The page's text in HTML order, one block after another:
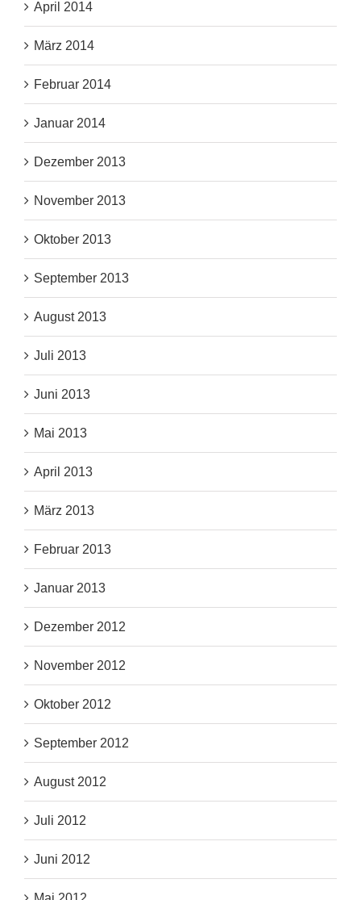
April 2014
März 2014
Februar 2014
Januar 2014
Dezember 2013
November 2013
Oktober 2013
September 2013
August 2013
Juli 2013
Juni 2013
Mai 2013
April 2013
März 2013
Februar 2013
Januar 2013
Dezember 2012
November 2012
Oktober 2012
September 2012
August 2012
Juli 2012
Juni 2012